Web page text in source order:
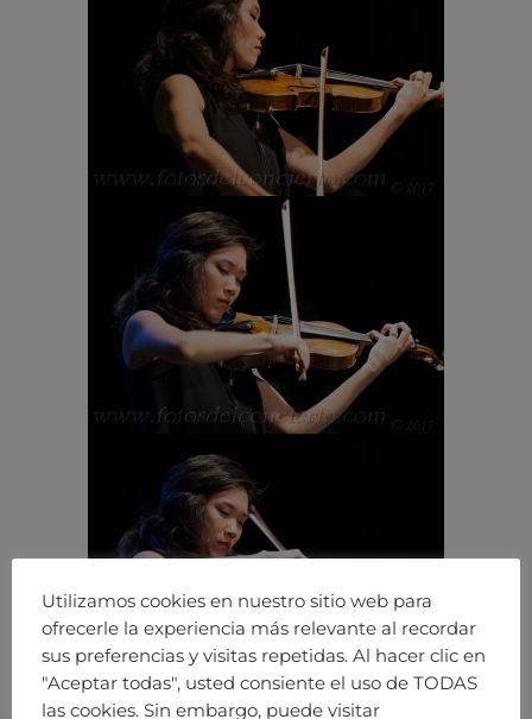
Utilizamos cookies en nuestro sitio web para
ofrecerle la experiencia más relevante al recordar
sus preferencias y visitas repetidas. Al hacer clic en
"Aceptar todas", usted consiente el uso de TODAS
las cookies. Sin embargo, puede visitar